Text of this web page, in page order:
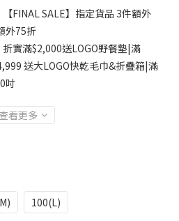
FINAL SALE】指定貨品 3件額外
外75折
實滿$2,000送LOGO野餐墊|滿
送大LOGO快乾毛巾&折疊箱|滿
吋
查看更多
100(L)